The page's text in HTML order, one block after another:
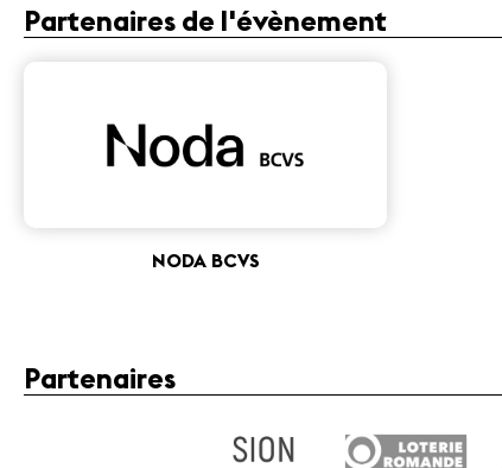
Partenaires de l'évènement
NODA BCVS
Partenaires